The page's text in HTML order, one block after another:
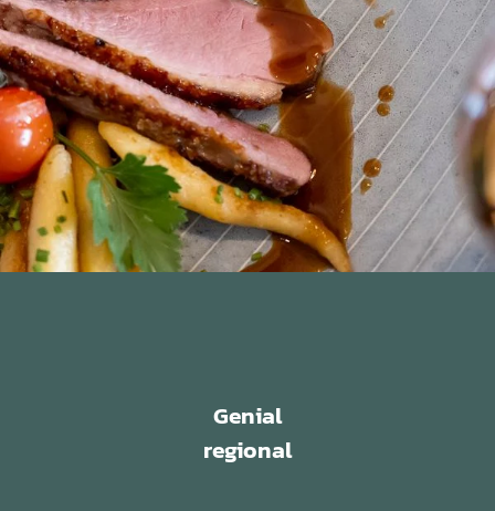
Genial
regional